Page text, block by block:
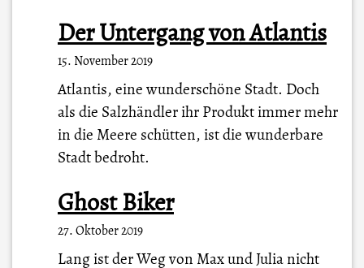
Der Untergang von Atlantis
15. November 2019
Atlantis, eine wunderschöne Stadt. Doch
als die Salzhändler ihr Produkt immer mehr
in die Meere schütten, ist die wunderbare
Stadt bedroht.
Ghost Biker
27. Oktober 2019
Lang ist der Weg von Max und Julia nicht